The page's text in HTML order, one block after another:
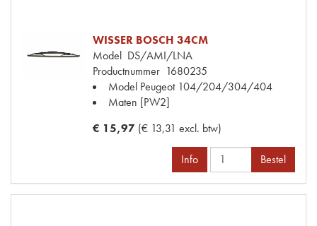
WISSER BOSCH 34CM
Model DS/AMI/LNA
Productnummer 1680235
Model Peugeot 104/204/304/404
Maten [PW2]
€ 15,97 (€ 13,31 excl. btw)
Info Bestel